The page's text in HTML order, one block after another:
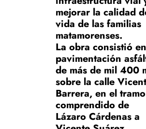
mejorar la calidad
vida de las familias
matamorenses.
La obra consistió
pavimentación
de más de mil 400
sobre la calle
Barrera, en el tramo
comprendido de
Lázaro Cárdenas a